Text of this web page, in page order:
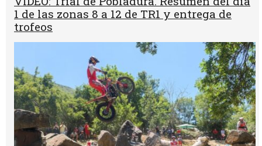
1 de las zonas 8 a 12 de TR1 y entrega de
trofeos